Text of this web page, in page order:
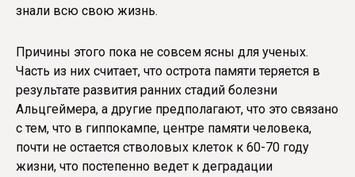
знали всю свою жизнь.
Причины этого пока не совсем ясны для ученых.
Часть из них считает, что острота памяти теряется в
результате развития ранних стадий болезни
Альцгеймера, а другие предполагают, что это связано
с тем, что в гиппокампе, центре памяти человека,
почти не остается стволовых клеток к 60-70 году
жизни, что постепенно ведет к деградации